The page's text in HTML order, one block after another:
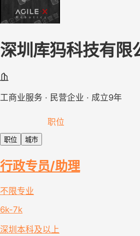
深圳库犸科技有限
工商业服务 · 民营企业 · 成立9年
职位
职位 城市
行政专员/助理
不限专业
6k-7k
深圳 本科及以上